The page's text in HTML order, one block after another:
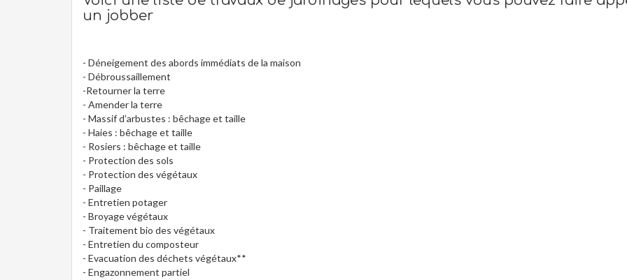
un jobber
- Déneigement des abords immédiats de la maison
- Débroussaillement
-Retourner la terre
- Amender la terre
- Massif d’arbustes : bêchage et taille
- Haies : bêchage et taille
- Rosiers : bêchage et taille
- Protection des sols
- Protection des végétaux
- Paillage
- Entretien potager
- Broyage végétaux
- Traitement bio des végétaux
- Entretien du composteur
- Evacuation des déchets végétaux**
- Engazonnement partiel